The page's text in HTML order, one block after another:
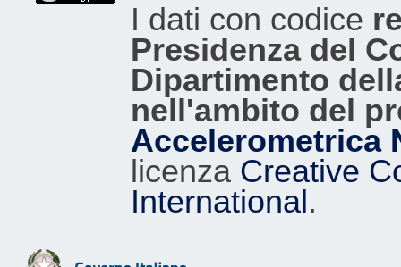
I dati con codice
Presidenza del
Dipartimento
nell'ambito del
Accelerometrica
licenza Creative
International.